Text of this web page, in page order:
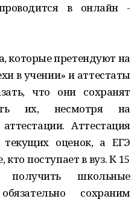
в онлайн -
которые претендуют на
в учении» и аттестаты
что они сохранят
их, несмотря на
Аттестация
текущих оценок, а ЕГЭ
кто поступает в вуз. К 15
школьные
сохраним